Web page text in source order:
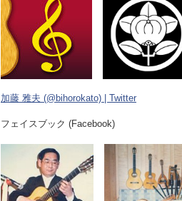
加藤 雅夫 (@bihorokato) | Twitter
フェイスブック (Facebook)